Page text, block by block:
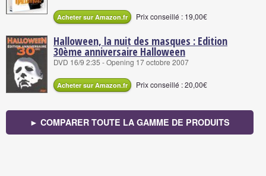
Acheter sur Amazon.fr Prix conseillé : 19,00€
Halloween, la nuit des masques : Edition
30ème anniversaire Halloween
DVD 16/9 2:35 - Opening 17 octobre 2007
Acheter sur Amazon.fr Prix conseillé : 20,00€
► COMPARER TOUTE LA GAMME DE PRODUITS